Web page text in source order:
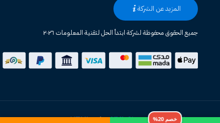
خصم 20%
المزيد عن الشركة
جميع الحقوق محفوظة لشركة ابتدأ الحل لتقنية المعلومات ٢٠٢٦
خريطة الموقع HTML | XML Sitemap